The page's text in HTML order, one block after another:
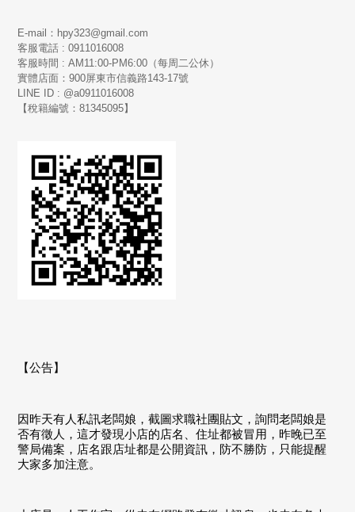
E-mail：hpy323@gmail.com
客服電話 : 0911016008
客服時間 : AM11:00-PM6:00（每周二公休）
實體店面：900屏東市信義路143-17號
LINE ID : @a0911016008
【稅籍編號：81345095】
【公告】
因昨天有人私訊老闆娘，截圖求職社團貼文，詢問老闆娘是
否有徵人，這才發現小店的店名、住址都被冒用，昨晚已至
警局備案，店名跟店址都是公開資訊，防不勝防，只能提醒
大家多加注意。